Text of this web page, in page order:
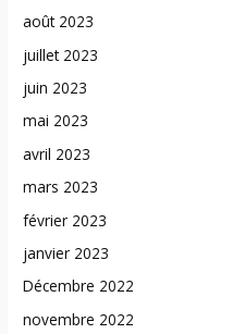
août 2023
juillet 2023
juin 2023
mai 2023
avril 2023
mars 2023
février 2023
janvier 2023
Décembre 2022
novembre 2022